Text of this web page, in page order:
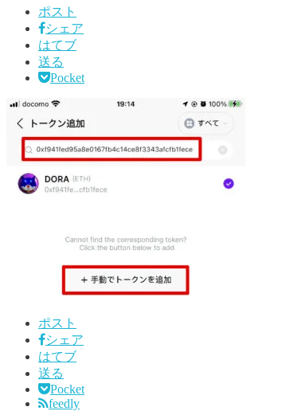
ポスト
シェア
はてブ
送る
Pocket
ポスト
シェア
はてブ
送る
Pocket
feedly